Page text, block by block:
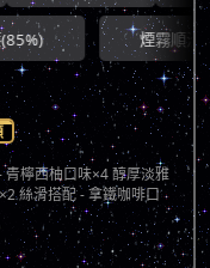
煙霧順滑(71%)
青檸西柚口味×4 醇厚淡雅
絲滑搭配 - 拿鐵咖啡口